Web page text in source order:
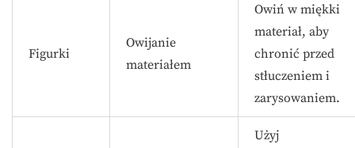
Figurki
Owijanie
materiałem
Owiń w miękki
materiał, aby
chronić przed
stłuczeniem i
zarysowaniem.
Użyj